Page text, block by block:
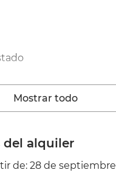
Mostrar todo
del alquiler
de: 28 de septiembre